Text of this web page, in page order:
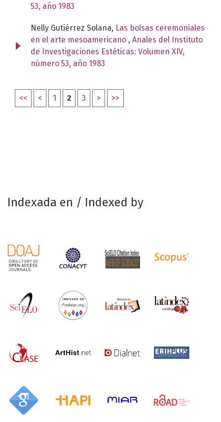
53, año 1983
Nelly Gutiérrez Solana, Las bolsas ceremoniales
en el arte mesoamericano , Anales del Instituto
de Investigaciones Estéticas: Volumen XIV,
número 53, año 1983
<< < 1 2 3 > >>
Indexada en / Indexed by